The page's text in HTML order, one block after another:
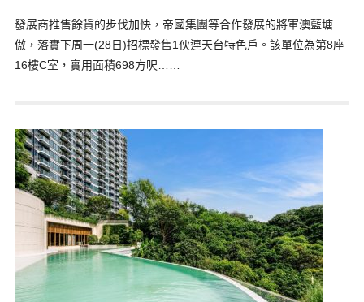
發展商推售餘貨的步伐加快，帝國集團等合作發展的將軍澳藍塘
傲，落實下周一(28日)招標發售1伙連天台特色戶。該單位為第8座
16樓C室，實用面積698方呎……